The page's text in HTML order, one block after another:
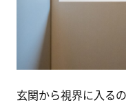
玄関から視界に入る